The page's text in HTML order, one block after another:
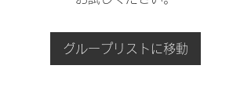
グループリストに移動